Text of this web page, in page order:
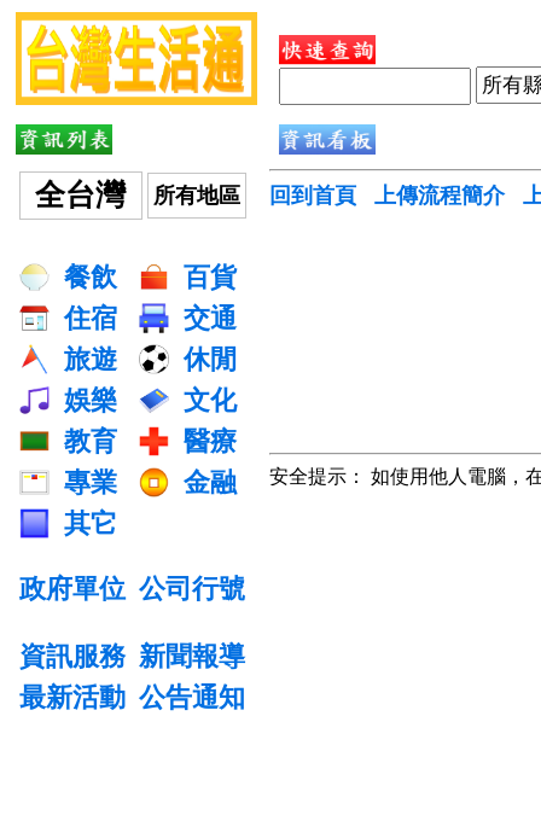
全台灣 所有地區
餐飲
百貨
住宿
交通
旅遊
休閒
娛樂
文化
教育
醫療
專業
金融
其它
政府單位 公司行號
資訊服務 新聞報導
最新活動 公告通知
回到首頁 上傳流程簡介
安全提示： 如使用他人電腦，